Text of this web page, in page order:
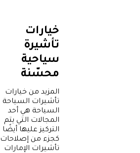
خيارات
تأشيرة
سياحية
محسّنة
المزيد من خيارات
تأشيرات السياحة
السياحة هي أحد
المجالات التي يتم
التركيز عليها أيضًا
كجزء من إصلاحات
تأشيرات الإمارات